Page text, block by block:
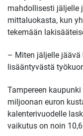
mahdollisesti jäljelle
mittaluokasta, kun
tekemään
– Miten jäljelle
lisääntyvästä
Tampereen
miljoonan euron
kalenterivuodelle
vaikutus on noin